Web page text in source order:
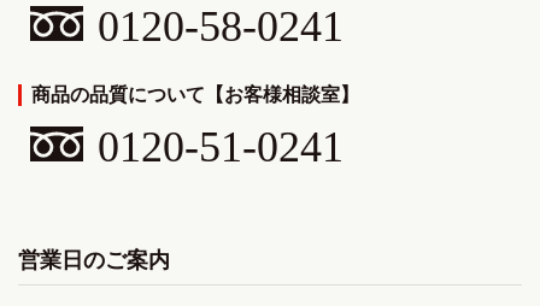
0120-58-0241
商品の品質について【お客様相談室】
0120-51-0241
営業日のご案内